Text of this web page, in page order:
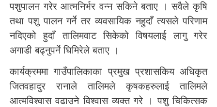
पशुपालन गरेर आत्मनिर्भर वन्न सकिने बताए । सवैले कृषि
तथा पशु पालन गर्ने तर व्यवसायिक नहुदाँ त्यसले परिणाम
नदिएको हुदाँ तालिमवाट सिकेको विषयलाई लागु गरेर
अगाडी बढ्नुपर्ने घिमिरेले बताए ।
कार्यक्रममा गाउँपालिकाका प्रमुख प्रशासकिय अधिकृत
जितवहादुर रानाले तालिमले कृषकहरुलाई तालिमले
आत्मविश्वास वढाउने विश्वास व्यक्त गरे । पशु चिकित्सक